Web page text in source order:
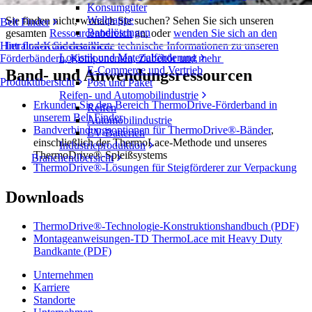
Belt Finder
Hier finden Sie detaillierte technische Informationen zu unseren
Förderbändern, Komponenten, Zubehör und mehr
Produktübersicht
Konsumgüter
Wellpappe
Bandlösungen
Logistik und Materialförderung
E-Commerce und Vertrieb
Post und Paket
Reifen- und Automobilindustrie
Reifen
Automobilindustrie
EV-Batterien
Industrieproduktion
Branchenübersicht
Sie finden nicht, wonach Sie suchen? Sehen Sie sich unseren
gesamten Ressourcenbereichan, oderwenden Sie sich an den
Intralox-Kundenservice.
Band- und Anwendungsressourcen
Erkunden Sie den Bereich ThermoDrive-Förderband in
unserem Belt Finder
Bandverbindungsoptionen für ThermoDrive®-Bänder,
einschließlich der ThermoLace-Methode und unseres
ThermoDrive®-Spleißsystems
ThermoDrive®-Lösungen für Steigförderer zur Verpackung
Downloads
ThermoDrive®-Technologie-Konstruktionshandbuch (PDF)
Montageanweisungen-TD ThermoLace mit Heavy Duty
Bandkante (PDF)
Unternehmen
Karriere
Standorte